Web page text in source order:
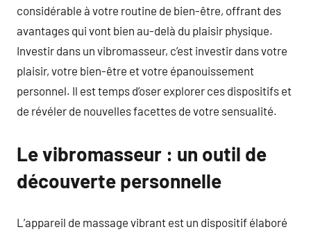
considérable à votre routine de bien-être, offrant des
avantages qui vont bien au-delà du plaisir physique.
Investir dans un vibromasseur, c’est investir dans votre
plaisir, votre bien-être et votre épanouissement
personnel. Il est temps d’oser explorer ces dispositifs et
de révéler de nouvelles facettes de votre sensualité.
Le vibromasseur : un outil de
découverte personnelle
L’appareil de massage vibrant est un dispositif élaboré